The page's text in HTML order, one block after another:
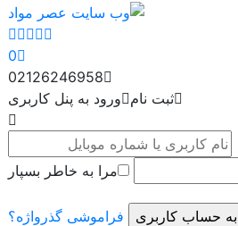
0
02126246958
ثبت نام ورود به پنل کاربری
مرا به خاطر بسپار
فراموشی گذرواژه؟